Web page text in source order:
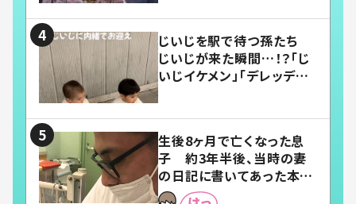
じいじを駅で待つ孫たち
じいじが来た瞬間…！？「じ
いじイケメン」「デレッデレ」
生後8ヶ月で亡くなった息
子 約3年半後、当時の妻
の日記に書いてあった本音
とは